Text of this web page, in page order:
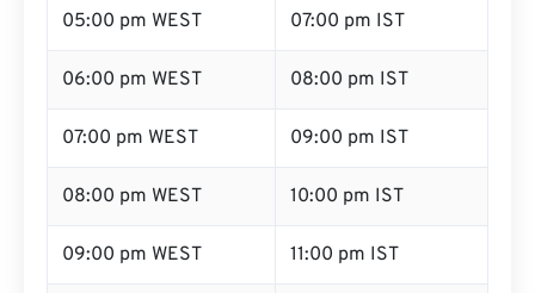
05:00 pm WEST 07:00 pm IST
06:00 pm WEST 08:00 pm IST
07:00 pm WEST 09:00 pm IST
08:00 pm WEST 10:00 pm IST
09:00 pm WEST 11:00 pm IST